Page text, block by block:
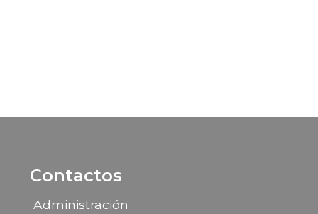
Contactos
Administración